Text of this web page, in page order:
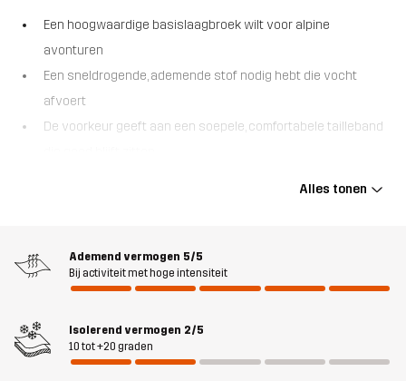
Een hoogwaardige basislaagbroek wilt voor alpine
avonturen
Een sneldrogende, ademende stof nodig hebt die vocht
afvoert
De voorkeur geeft aan een soepele, comfortabele tailleband
De Ultra Technical Base Layer Pants biedt lichtgewicht warmte en
lucht vast terwijl hij stretch in vier richtingen, uitstekend ademend
vermogen en superieure vochtregulatie biedt. De Y-vormige
elastische tailleband zorgt voor een soepele, stevige pasvorm
basislaagbroek combineert ademend vermogen, warmte en
comfort in een eersteklas stuk dat ideaal is voor laagjes in de
Alles tonen
Ademend vermogen 5/5
Bij activiteit met hoge intensiteit
Isolerend vermogen 2/5
10 tot +20 graden